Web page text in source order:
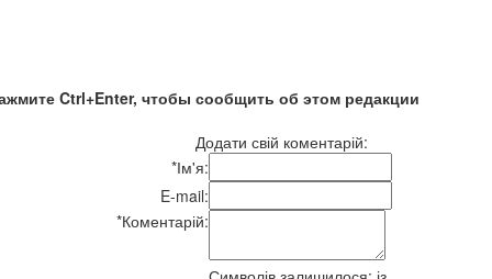
Ctrl+Enter, чтобы сообщить об этом редакции
Додати свій коментарій:
*Ім'я:
E-mail:
*Коментарій: